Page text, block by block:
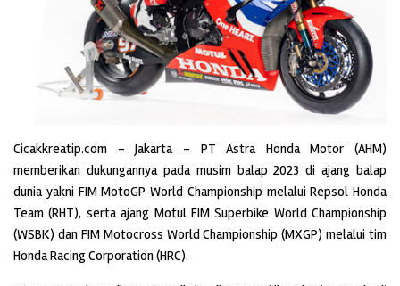
Cicakkreatip.com – Jakarta – PT Astra Honda Motor (AHM)
memberikan dukungannya pada musim balap 2023 di ajang balap
dunia yakni FIM MotoGP World Championship melalui Repsol Honda
Team (RHT), serta ajang Motul FIM Superbike World Championship
(WSBK) dan FIM Motocross World Championship (MXGP) melalui tim
Honda Racing Corporation (HRC).